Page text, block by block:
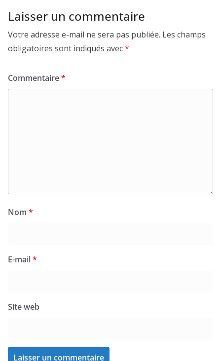
Laisser un commentaire
Votre adresse e-mail ne sera pas publiée. Les champs
obligatoires sont indiqués avec*
Commentaire*
Nom *
E-mail*
Site web